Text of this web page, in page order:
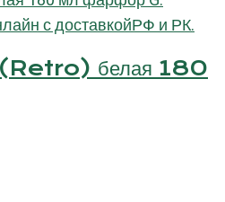
(Retro) белая 180